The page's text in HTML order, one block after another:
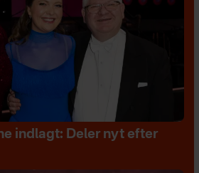
indlagt: Deler nyt efter